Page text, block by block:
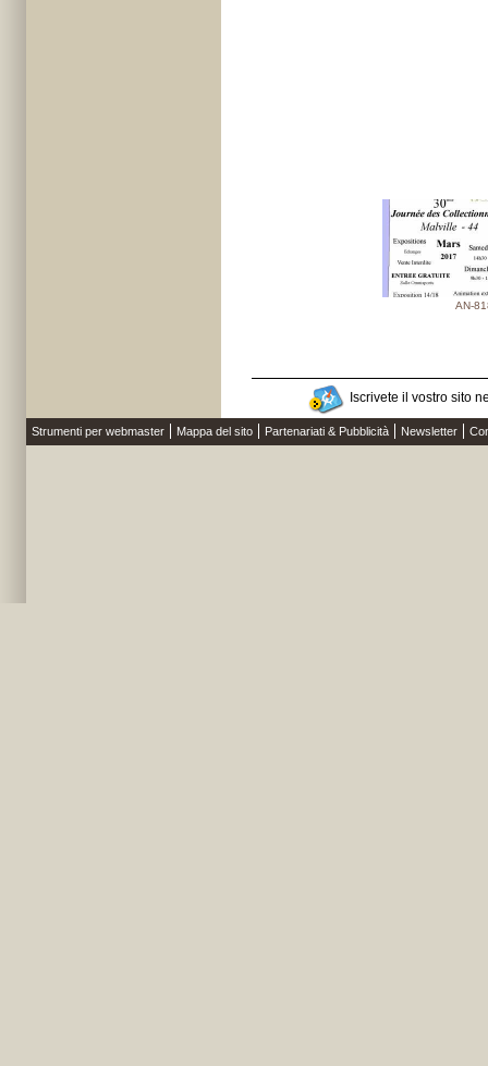
AN-
Iscrivete il vostro sito
Strumenti per webmaster Mappa del sito Partenariati & Pubblicità Newsletter